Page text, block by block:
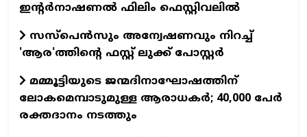
ഇന്റര്‍നാഷണല്‍ ഫിലിം ഫെസ്റ്റിവലില്‍
സസ്പെന്‍സും അന്വേഷണവും നിറച്ച്
'ആര'ത്തിന്റെ ഫസ്റ്റ് ലുക്ക് പോസ്റ്റര്‍
മമ്മൂട്ടിയുടെ ജന്മദിനാഘോഷത്തിന്
ലോകമെമ്പാടുമുള്ള ആരാധകര്‍; 40,000 പേര്‍
രക്തദാനം നടത്തും